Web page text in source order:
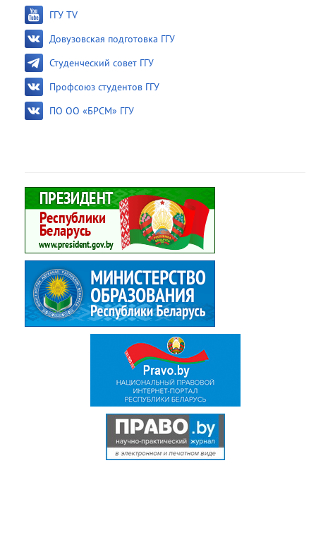
ГГУ TV
Довузовская подготовка ГГУ
Студенческий совет ГГУ
Профсоюз студентов ГГУ
ПО ОО «БРСМ» ГГУ